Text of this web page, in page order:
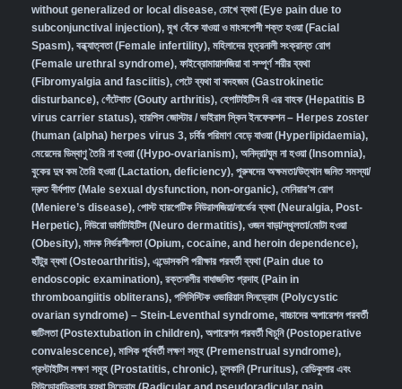
without generalized or local disease, চোখে ব্যথা (Eye pain due to
subconjunctival injection), মুখ বেঁকে যাওয়া ও মাংসপেশী শক্ত হওয়া (Facial
Spasm), বন্ধ্যাত্বতা (Female infertility), মহিলাদের মূত্রনালী সংক্রান্ত রোগ
(Female urethral syndrome), ফাইব্রোমায়ালজিয়া বা সম্পূর্ণ শরীর ব্যথা
(Fibromyalgia and fasciitis), পেটে ব্যথা বা বদহজম (Gastrokinetic
disturbance), গেঁটেবাত (Gouty arthritis), হেপাটাইটিস বি এর বাহক (Hepatitis B
virus carrier status), হারপিস জোস্টার / ভাইরাল স্কিন ইনফেকশন – Herpes zoster
(human (alpha) herpes virus 3, চর্বির পরিমাণ বেড়ে যাওয়া (Hyperlipidaemia),
মেয়েদের ডিম্বাণু তৈরি না হওয়া ((Hypo-ovarianism), অনিদ্রা/ঘুম না হওয়া (Insomnia),
বুকের দুধ কম তৈরি হওয়া (Lactation, deficiency), পুরুষদের অক্ষমতা/উত্থান জনিত সমস্যা/
দ্রুত বীর্যপাত (Male sexual dysfunction, non-organic), মেনিয়ার’স রোগ
(Meniere’s disease), পোস্ট হারপেটিক নিউরালজিয়া/নার্ভের ব্যথা (Neuralgia, Post-
Herpetic), নিউরো ডার্মাটাইটিস (Neuro dermatitis), ওজন বাড়া/স্থূলতা/মোটা হওয়া
(Obesity), মাদক নির্ভরশীলতা (Opium, cocaine, and heroin dependence),
হাঁটুর ব্যথা (Osteoarthritis), এন্ডোসকপি পরীক্ষার পরবর্তী ব্যথা (Pain due to
endoscopic examination), রক্তনালীর বাধাজনিত প্রদাহ (Pain in
thromboangiitis obliterans), পলিসিস্টিক ওভারিয়ান সিনড্রোম (Polycystic
ovarian syndrome) – Stein-Leventhal syndrome, বাচ্চাদের অপারেশন পরবর্তী
জটিলতা (Postextubation in children), অপারেশন পরবর্তী খিচুনি (Postoperative
convalescence), মাসিক পূর্ববর্তী লক্ষণ সমূহ (Premenstrual syndrome),
প্রস্টাইটিস লক্ষণ সমূহ (Prostatitis, chronic), চুলকানি (Pruritus), রেডিকুলার এবং